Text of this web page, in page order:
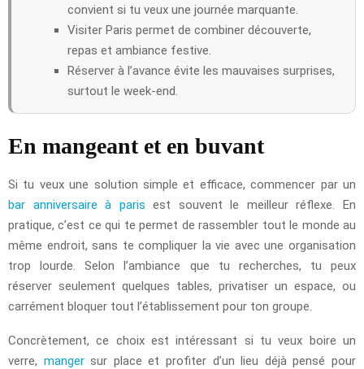
convient si tu veux une journée marquante.
Visiter Paris permet de combiner découverte,
repas et ambiance festive.
Réserver à l’avance évite les mauvaises surprises,
surtout le week-end.
En mangeant et en buvant
Si tu veux une solution simple et efficace, commencer par un
bar anniversaire à paris est souvent le meilleur réflexe. En
pratique, c’est ce qui te permet de rassembler tout le monde au
même endroit, sans te compliquer la vie avec une organisation
trop lourde. Selon l’ambiance que tu recherches, tu peux
réserver seulement quelques tables, privatiser un espace, ou
carrément bloquer tout l’établissement pour ton groupe.
Concrètement, ce choix est intéressant si tu veux boire un
verre, mangersur place et profiter d’un lieu déjà pensé pour